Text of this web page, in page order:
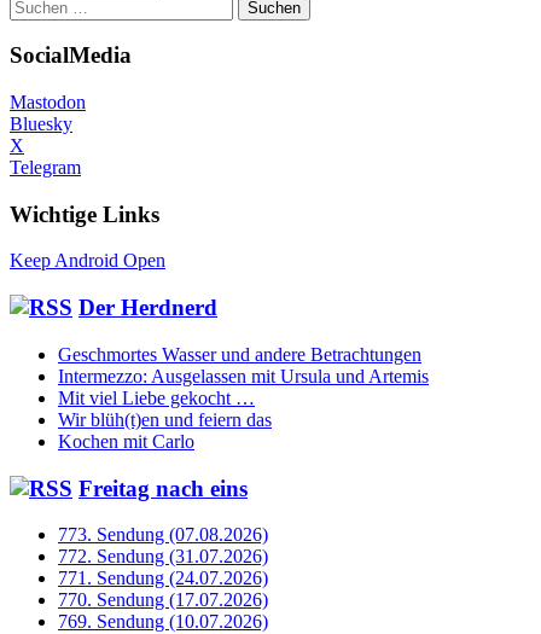
nach:
SocialMedia
Mastodon
Bluesky
X
Telegram
Wichtige Links
Keep Android Open
Der Herdnerd
Geschmortes Wasser und andere Betrachtungen
Intermezzo: Ausgelassen mit Ursula und Artemis
Mit viel Liebe gekocht …
Wir blüh(t)en und feiern das
Kochen mit Carlo
Freitag nach eins
773. Sendung (07.08.2026)
772. Sendung (31.07.2026)
771. Sendung (24.07.2026)
770. Sendung (17.07.2026)
769. Sendung (10.07.2026)